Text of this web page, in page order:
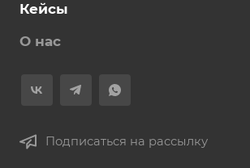
Кейсы
О нас
Подписаться на рассылку